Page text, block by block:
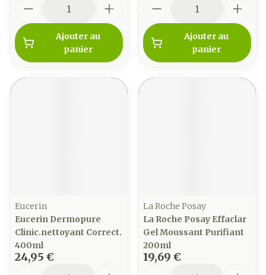
Ajouter au
panier
Ajouter au
panier
Eucerin
Eucerin Dermopure
Clinic.nettoyant Correct.
400ml
24,95 €
La Roche Posay
La Roche Posay Effaclar
Gel Moussant Purifiant
200ml
19,69 €